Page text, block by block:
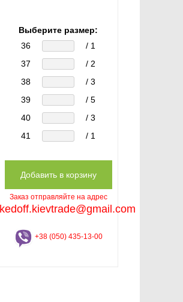
Выберите размер:
36
/ 1
37
/ 2
38
/ 3
39
/ 5
40
/ 3
41
/ 1
Заказ отправляйте на адрес
kedoff.kievtrade@gmail.com
+38 (050) 435-13-00